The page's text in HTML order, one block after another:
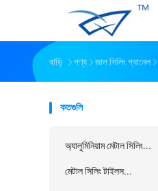
বাড়ি পণ্য জাল সিলিং প্যানেল
কতগুলি
অ্যালুমিনিয়াম মেটাল সিলিং...
মেটাল সিলিং টাইলস...